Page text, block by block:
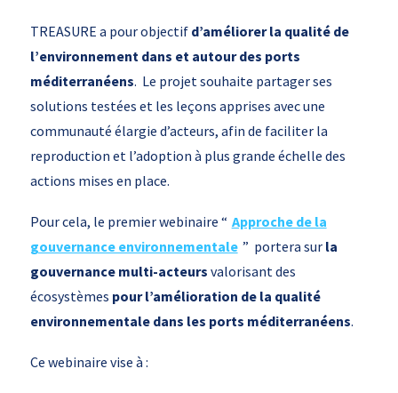
TREASURE a pour objectif d’améliorer la qualité de
l’environnement dans et autour des ports
méditerranéens. Le projet souhaite partager ses
solutions testées et les leçons apprises avec une
communauté élargie d’acteurs, afin de faciliter la
reproduction et l’adoption à plus grande échelle des
actions mises en place.
Pour cela, le premier webinaire “ Approche de la
gouvernance environnementale ” portera sur la
gouvernance multi-acteurs valorisant des
écosystèmes pour l’amélioration de la qualité
environnementale dans les ports méditerranéens.
Ce webinaire vise à :